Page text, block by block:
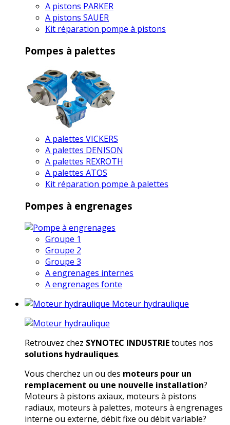
A pistons PARKER
A pistons SAUER
Kit réparation pompe à pistons
Pompes à palettes
A palettes VICKERS
A palettes DENISON
A palettes REXROTH
A palettes ATOS
Kit réparation pompe à palettes
Pompes à engrenages
Groupe 1
Groupe 2
Groupe 3
A engrenages internes
A engrenages fonte
Moteur hydraulique
Retrouvez chez SYNOTEC INDUSTRIEtoutes nos
solutions hydrauliques.
Vous cherchez un ou des moteurs pour un
remplacement ou une nouvelle installation?
Moteurs à pistons axiaux, moteurs à pistons
radiaux, moteurs à palettes, moteurs à engrenages
interne ou externe, débit fixe ou débit variable?